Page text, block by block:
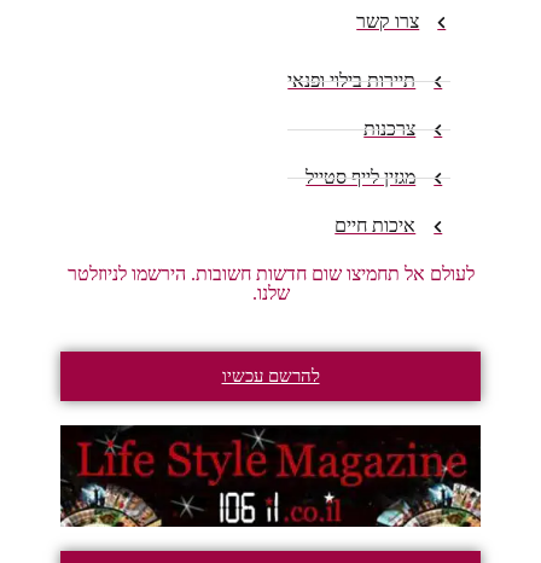
צרו קשר
תיירות בילוי ופנאי
צרכנות
מגזין לייף סטייל
איכות חיים
לעולם אל תחמיצו שום חדשות חשובות. הירשמו לניוזלטר
שלנו.
להרשם עכשיו